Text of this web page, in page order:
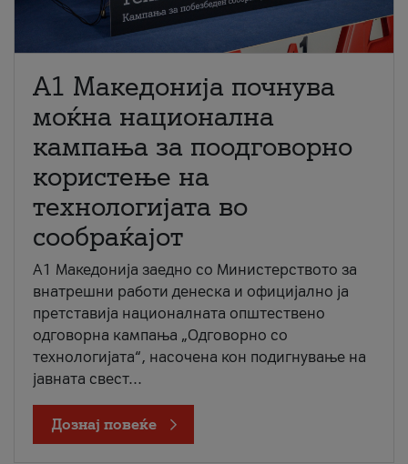
A1 Македонија почнува
моќна национална
кампања за поодговорно
користење на
технологијата во
сообраќајот
A1 Македонија заедно со Министерството за
внатрешни работи денеска и официјално ја
претставија националната општествено
одговорна кампања „Одговорно со
технологијата“, насочена кон подигнување на
јавната свест...
Дознај повеќе